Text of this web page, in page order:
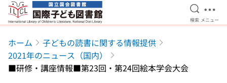
本文へ移動
検索を
検索 メ
メニュー
ホーム
子どもの読書に関する情報提供
2021年のニュース（国内）
■研修・講座情報■第23回・第24回絵本学会大会